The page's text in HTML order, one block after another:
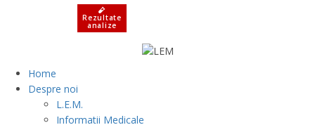
Home
Despre noi
L.E.M.
Informatii Medicale
Rezultate
analize